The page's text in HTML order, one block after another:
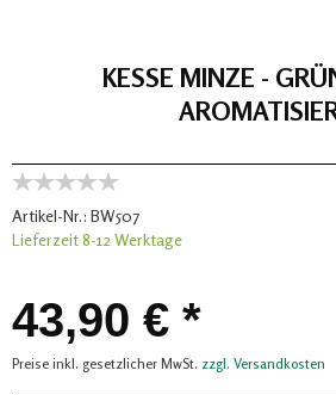
KESSE MINZE -
Artikel-Nr.: BW507
Lieferzeit 8-12 Werktage
43,90 € *
Preise inkl. gesetzlicher MwSt. zzgl. Versandkosten